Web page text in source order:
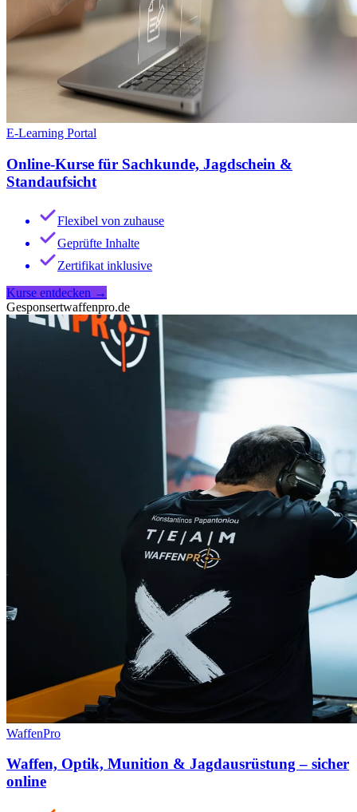
E-Learning Portal
Online-Kurse für Sachkunde, Jagdschein &
Standaufsicht
Flexibel von zuhause
Geprüfte Inhalte
Zertifikat inklusive
Kurse entdecken →
Gesponsertwaffenpro.de
WaffenPro
Waffen, Optik, Munition & Jagdausrüstung – sicher
online